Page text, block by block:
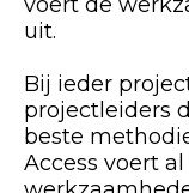
uit.
Bij ieder
projectleiders
beste
Access voert